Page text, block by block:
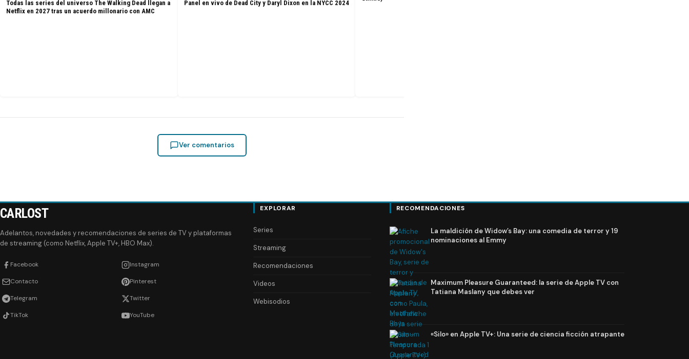
Todas las series del universo The Walking Dead llegan a
Netflix en 2027 tras un acuerdo millonario con AMC
Panel en vivo de Dead City y Daryl Dixon en la NYCC 2024
Ver comentarios
CARLOST
Adelantos, novedades y recomendaciones de series de TV y plataformas
de streaming (como Netflix, Apple TV+, HBO Max).
Facebook Instagram
Contacto Pinterest
Telegram Twitter
TikTok YouTube
EXPLORAR
Series
Streaming
Recomendaciones
Videos
Webisodios
RECOMENDACIONES
La maldición de Widow’s Bay: una comedia de terror y 19
nominaciones al Emmy
Maximum Pleasure Guaranteed: la serie de Apple TV con
Tatiana Maslany que debes ver
«Silo» en Apple TV+: Una serie de ciencia ficción atrapante